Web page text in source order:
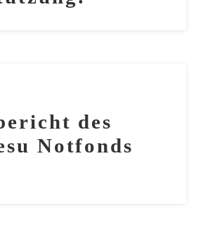
des
Notfonds